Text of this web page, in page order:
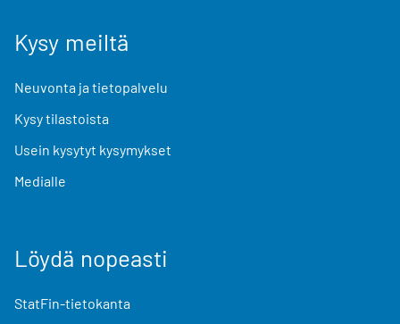
Kysy meiltä
Neuvonta ja tietopalvelu
Kysy tilastoista
Usein kysytyt kysymykset
Medialle
Löydä nopeasti
StatFin-tietokanta